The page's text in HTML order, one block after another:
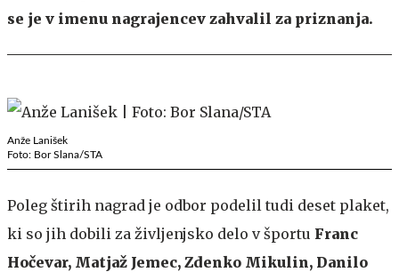
se je v imenu nagrajencev zahvalil za priznanja.
Anže Lanišek
Foto: Bor Slana/STA
Poleg štirih nagrad je odbor podelil tudi deset plaket,
ki so jih dobili za življenjsko delo v športu Franc
Hočevar, Matjaž Jemec, Zdenko Mikulin, Danilo